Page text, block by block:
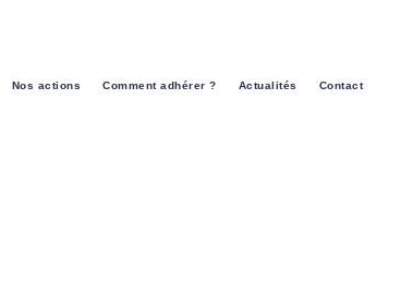
Nos actions Comment adhérer ? Actualités Contact